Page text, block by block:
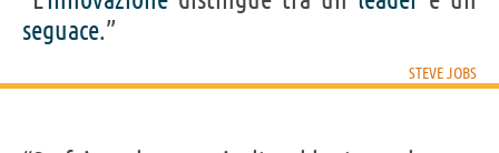
seguace.”
STEVE JOBS